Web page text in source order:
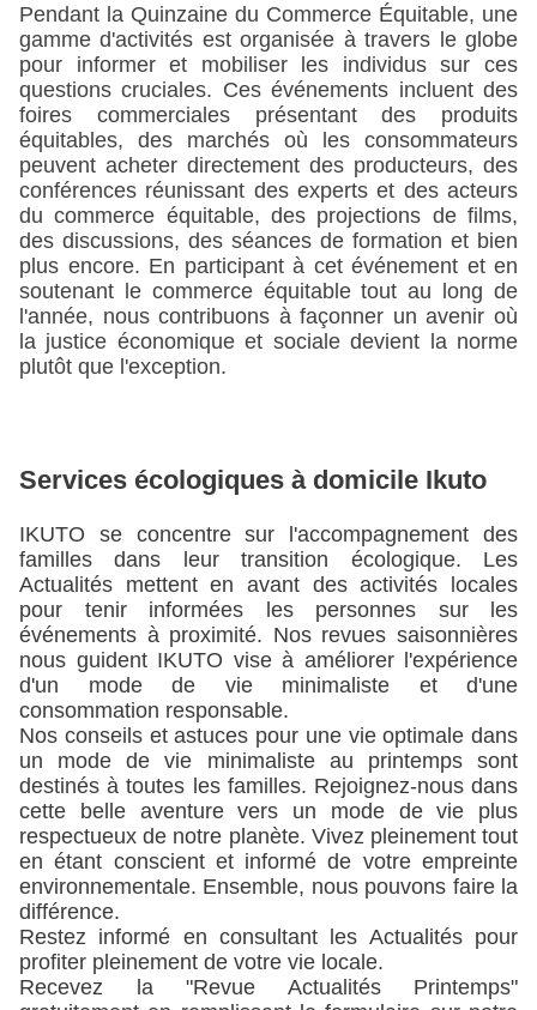
Pendant la Quinzaine du Commerce Équitable, une
gamme d'activités est organisée à travers le globe
pour informer et mobiliser les individus sur ces
questions cruciales. Ces événements incluent des
foires commerciales présentant des produits
équitables, des marchés où les consommateurs
peuvent acheter directement des producteurs, des
conférences réunissant des experts et des acteurs
du commerce équitable, des projections de films,
des discussions, des séances de formation et bien
plus encore. En participant à cet événement et en
soutenant le commerce équitable tout au long de
l'année, nous contribuons à façonner un avenir où
la justice économique et sociale devient la norme
plutôt que l'exception.
Services écologiques à domicile Ikuto
IKUTO se concentre sur l'accompagnement des
familles dans leur transition écologique. Les
Actualités mettent en avant des activités locales
pour tenir informées les personnes sur les
événements à proximité. Nos revues saisonnières
nous guident IKUTO vise à améliorer l'expérience
d'un mode de vie minimaliste et d'une
consommation responsable.
Nos conseils et astuces pour une vie optimale dans
un mode de vie minimaliste au printemps sont
destinés à toutes les familles. Rejoignez-nous dans
cette belle aventure vers un mode de vie plus
respectueux de notre planète. Vivez pleinement tout
en étant conscient et informé de votre empreinte
environnementale. Ensemble, nous pouvons faire la
différence.
Restez informé en consultant les Actualités pour
profiter pleinement de votre vie locale.
Recevez la "Revue Actualités Printemps"